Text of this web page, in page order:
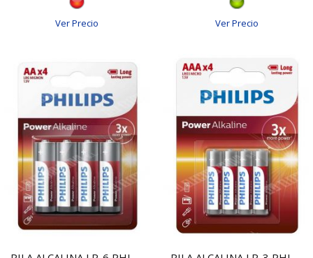
Ver Precio Ver Precio